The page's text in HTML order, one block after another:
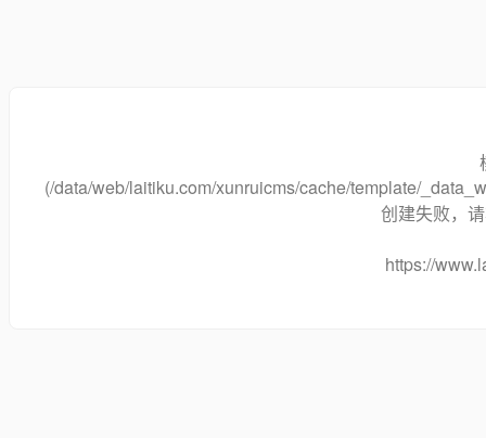
(/data/web/laitiku.com/xunruicms/cache/template/
创建失败，
https://